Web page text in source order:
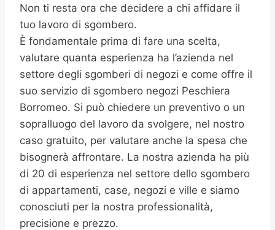
Non ti resta ora che decidere a chi affidare il
tuo lavoro di sgombero.
È fondamentale prima di fare una scelta,
valutare quanta esperienza ha l’azienda nel
settore degli sgomberi di negozi e come offre il
suo servizio di sgombero negozi Peschiera
Borromeo. Si può chiedere un preventivo o un
sopralluogo del lavoro da svolgere, nel nostro
caso gratuito, per valutare anche la spesa che
bisognerà affrontare. La nostra azienda ha più
di 20 di esperienza nel settore dello sgombero
di appartamenti, case, negozi e ville e siamo
conosciuti per la nostra professionalità,
precisione e prezzo.